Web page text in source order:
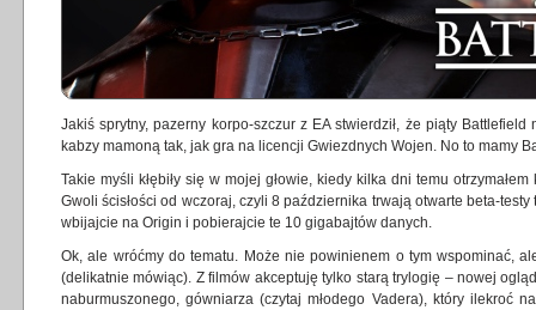
Jakiś sprytny, pazerny korpo-szczur z EA stwierdził, że piąty
kabzy mamoną tak, jak gra na licencji Gwiezdnych Wojen. No to mamy
Takie myśli kłębiły się w mojej głowie, kiedy kilka dni temu
Gwoli ścisłości od wczoraj, czyli 8 października trwają otwarte beta-
wbijajcie na Origin i pobierajcie te 10 gigabajtów danych.
Ok, ale wróćmy do tematu. Może nie powinienem o tym wspominać,
(delikatnie mówiąc). Z filmów akceptuję tylko starą trylogię – nowej
naburmuszonego, gówniarza (czytaj młodego Vadera), który ilekroć